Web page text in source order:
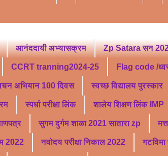
आनंददायी अभ्यासक्रम Zp Satara सन
CCRT tranning2024-25 Flag code /
अभियान 100 दिवस स्वच्छ विद्यालय पुरस्कार
स्पर्धा परीक्षा लिंक शालेय शिक्षण लिंक IMP
सुगम दुर्गम शाळा 2021 सातारा zp
2022 नवोदय परीक्षा निकाल 2022 गटविमा